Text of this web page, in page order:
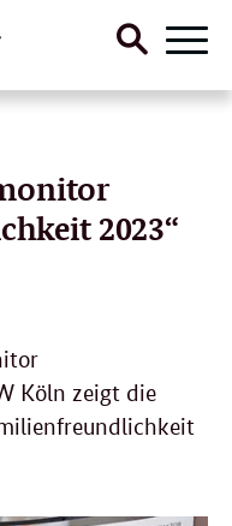
Suche
2023“
Köln zeigt die